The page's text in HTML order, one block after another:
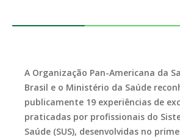
A Organização Pan-Americana da
Brasil e o Ministério da Saúde
publicamente 19 experiências de
praticadas por profissionais do
Saúde (SUS), desenvolvidas no